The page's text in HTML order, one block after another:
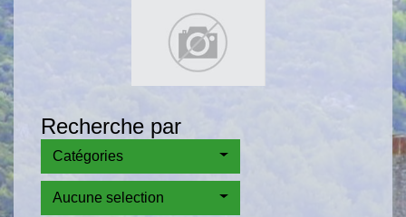
Recherche par
Catégories
Aucune selection